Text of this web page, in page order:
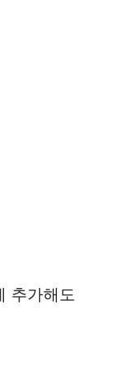
추가해도